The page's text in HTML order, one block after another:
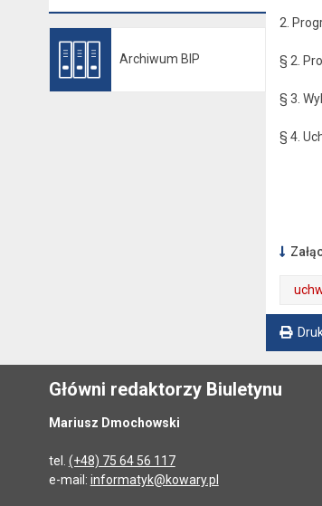
Archiwum BIP
2.
§ 2.
§ 3.
§ 4.
Główni redaktorzy Biuletynu
Mariusz Dmochowski
tel. (+48) 75 64 56 117
e-mail: informatyk@kowary.pl